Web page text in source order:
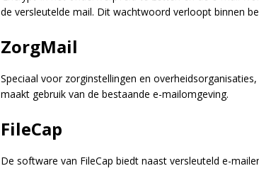
de versleutelde mail. Dit wachtwoord verloopt binnen
ZorgMail
Speciaal voor zorginstellingen en
maakt gebruik van de bestaande e-mailomgeving.
FileCap
De software van FileCap biedt naast versleuteld e-